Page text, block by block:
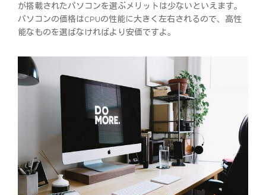
が搭載されたパソコンを選ぶメリットは少ないといえます。
パソコンの価格はCPUの性能に大きく左右されるので、高性
能なものを選ばなければより安価ですよ。